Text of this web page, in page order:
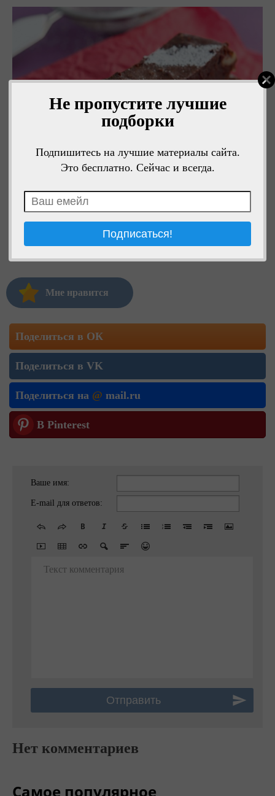
Не пропустите лучшие
подборки
Подпишитесь на лучшие материалы сайта.
Это бесплатно. Сейчас и всегда.
Мне нравится
Поделиться в ОК
Поделиться в VK
Поделиться на @ mail.ru
В Pinterest
Ваше имя:
E-mail для ответов:
Текст комментария
Нет комментариев
Самое популярное